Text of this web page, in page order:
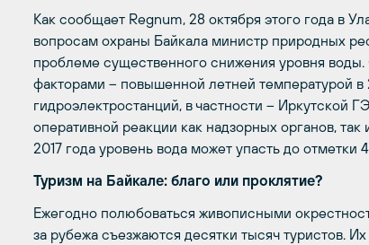
Как сообщает Regnum, 28 октября этого года в
вопросам охраны Байкала министр природных
проблеме существенного снижения уровня
факторами – повышенной летней температурой в
гидроэлектростанций, в частности – Иркутской
оперативной реакции как надзорных органов,
2017 года уровень вода может упасть до
Туризм на Байкале: благо или проклятие?
Ежегодно полюбоваться живописными
за рубежа съезжаются десятки тысяч туристов.